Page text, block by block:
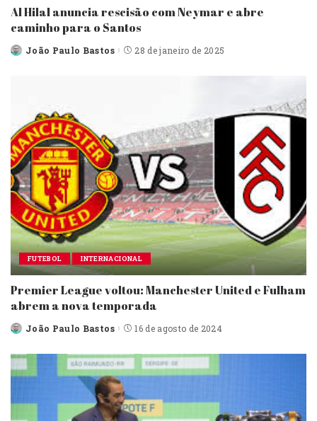
Al Hilal anuncia rescisão com Neymar e abre
caminho para o Santos
PostedJoão Paulo Bastos 28 de janeiro de 2025
FUTEBOL INTERNACIONAL
Premier League voltou: Manchester United e Fulham
abrem a nova temporada
PostedJoão Paulo Bastos 16 de agosto de 2024